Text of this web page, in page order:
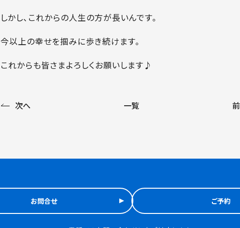
しかし、これからの人生の方が長いんです。
今以上の幸せを掴みに歩き続けます。
これからも皆さまよろしくお願いします♪
次へ 一覧
お問合せ ご予約